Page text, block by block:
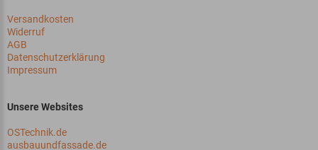
Versandkosten
Widerruf
AGB
Datenschutzerklärung
Impressum
Unsere Websites
OSTechnik.de
ausbauundfassade.de